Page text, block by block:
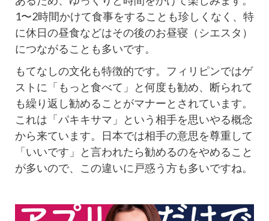
1〜2時間かけて食事をすることも珍しくなく、特
に休日の昼食などはその後のお昼寝（シエスタ）
につながることも多いです。
もてなしの文化も特徴的です。フィリピンではゲ
ストに「もっと食べて」と何度も勧め、断られて
も繰り返し勧めることがマナーとされています。
これは「パキキサマ」という相手を思いやる概念
から来ています。日本では相手の意思を尊重して
「いいです」と言われたら勧めるのをやめること
が多いので、この違いに戸惑う方も多いですね。